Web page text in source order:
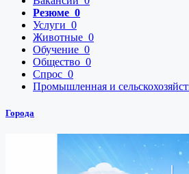
Резюме 0
Услуги 0
Животные 0
Обучение 0
Общество 0
Спрос 0
Промышленная и
Города